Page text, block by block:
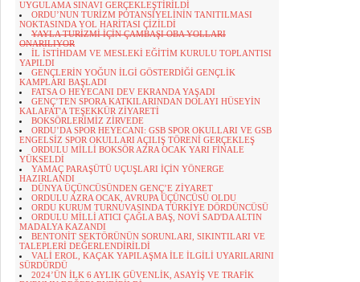
UYGULAMA SINAVI GERÇEKLEŞTİRİLDİ
ORDU’NUN TURİZM POTANSİYELİNİN TANITILMASI
NOKTASINDA YOL HARİTASI ÇİZİLDİ
YAYLA TURİZMİ İÇİN ÇAMBAŞI OBA YOLLARI
ONARILIYOR
İL İSTİHDAM VE MESLEKİ EĞİTİM KURULU TOPLANTISI
YAPILDI
GENÇLERİN YOĞUN İLGİ GÖSTERDİĞİ GENÇLİK
KAMPLARI BAŞLADI
FATSA O HEYECANI DEV EKRANDA YAŞADI
GENÇ’TEN SPORA KATKILARINDAN DOLAYI HÜSEYİN
KALAFAT'A TEŞEKKÜR ZİYARETİ
BOKSÖRLERİMİZ ZİRVEDE
ORDU’DA SPOR HEYECANI: GSB SPOR OKULLARI VE GSB
ENGELSİZ SPOR OKULLARI AÇILIŞ TÖRENİ GERÇEKLEŞ
ORDULU MİLLİ BOKSÖR AZRA OCAK YARI FİNALE
YÜKSELDİ
YAMAÇ PARAŞÜTÜ UÇUŞLARI İÇİN YÖNERGE
HAZIRLANDI
DÜNYA ÜÇÜNCÜSÜNDEN GENÇ’E ZİYARET
ORDULU AZRA OCAK, AVRUPA ÜÇÜNCÜSÜ OLDU
ORDU KURUM TURNUVASINDA TÜRKİYE DÖRDÜNCÜSÜ
ORDULU MİLLİ ATICI ÇAĞLA BAŞ, NOVİ SAD'DA ALTIN
MADALYA KAZANDI
BENTONİT SEKTÖRÜNÜN SORUNLARI, SIKINTILARI VE
TALEPLERİ DEĞERLENDİRİLDİ
VALİ EROL, KAÇAK YAPILAŞMA İLE İLGİLİ UYARILARINI
SÜRDÜRDÜ
2024’ÜN İLK 6 AYLIK GÜVENLİK, ASAYİŞ VE TRAFİK